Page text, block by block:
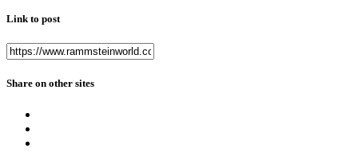
Link to post
Share on other sites